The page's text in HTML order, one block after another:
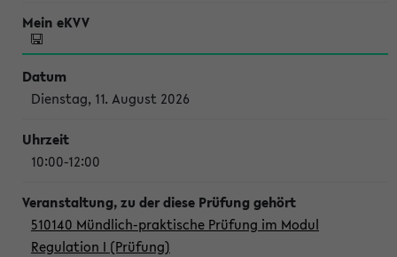
Dienstag, 11. August 2026
10:00-12:00
510140 Mündlich-praktische Prüfung im Modul
Regulation I (Prüfung)